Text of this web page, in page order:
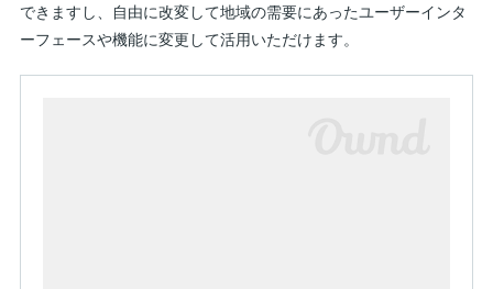
できますし、自由に改変して地域の需要にあったユーザーインタ
ーフェースや機能に変更して活用いただけます。